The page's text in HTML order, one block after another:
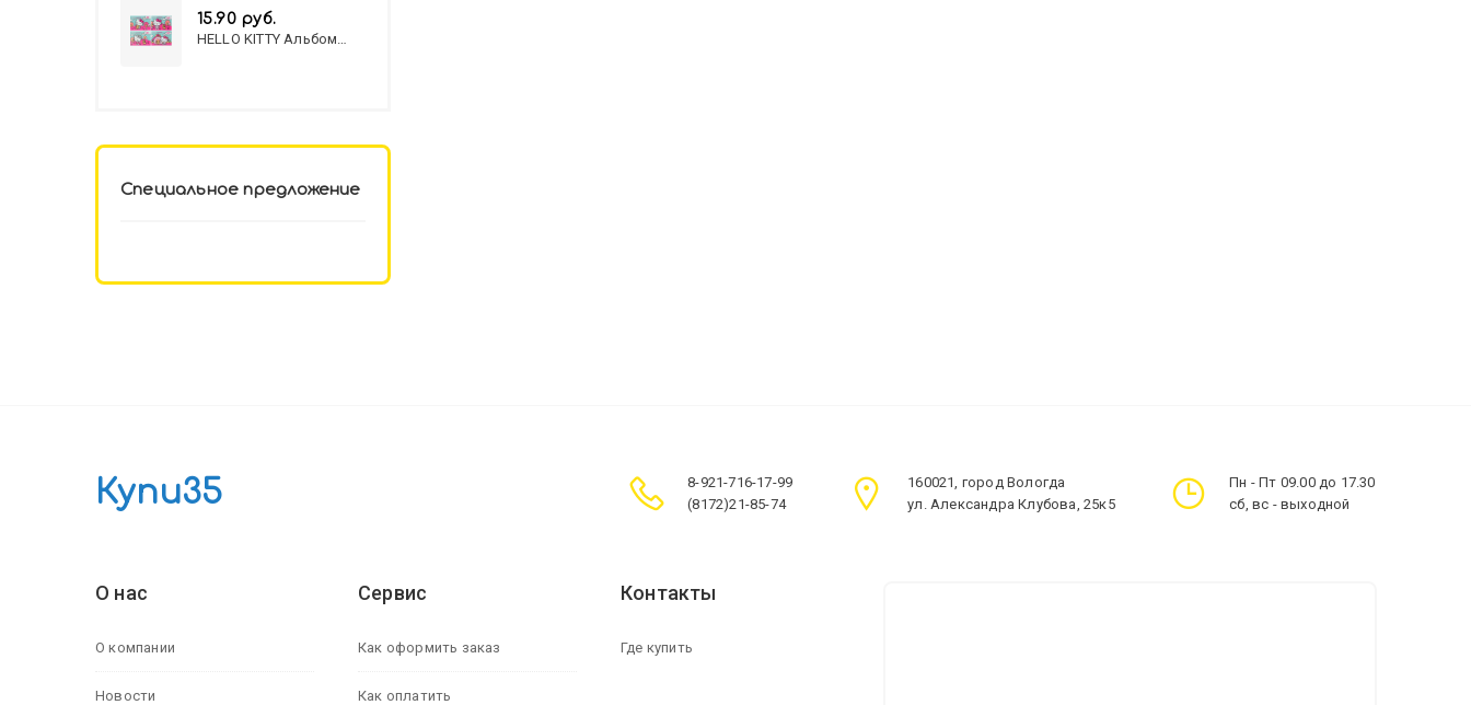
15.90 руб.
HELLO KITTY Альбом
Специальное предложение
Купи35
8-921-716-17-99
(8172)21-85-74
160021, город Вологда
ул. Александра Клубова, 25к5
Пн - Пт 09.00 до 17.30
сб, вс - выходной
О нас
О компании
Новости
Сервис
Как оформить заказ
Как оплатить
Контакты
Где купить